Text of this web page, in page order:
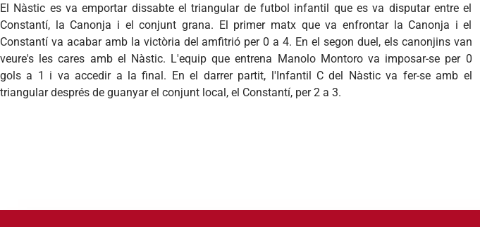
El Nàstic es va emportar dissabteel triangular defutbol infantil que es va disputar entre el
Constantí, la Canonja i elconjunt grana. El primer matx que va enfrontarla Canonja i el
Constantí va acabar ambla victòria delamfitrió per 0 a 4. En el segon duel, els canonjinsvan
veure's les cares ambel Nàstic. L'equip que entrena Manolo Montoro va imposar-se per 0
gols a 1 i va accedira la final. En el darrer partit, l'Infantil C del Nàstic va fer-se amb el
triangulardesprés de guanyarel conjunt local, el Constantí, per 2 a 3.